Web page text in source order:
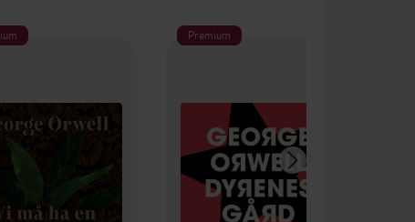
Premium